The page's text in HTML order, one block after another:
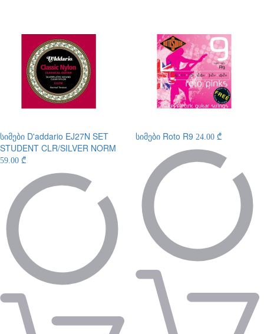
სიმები D'addario EJ27N SET
STUDENT CLR/SILVER NORM
59.00 ₾
სიმები Roto R9 24.00 ₾